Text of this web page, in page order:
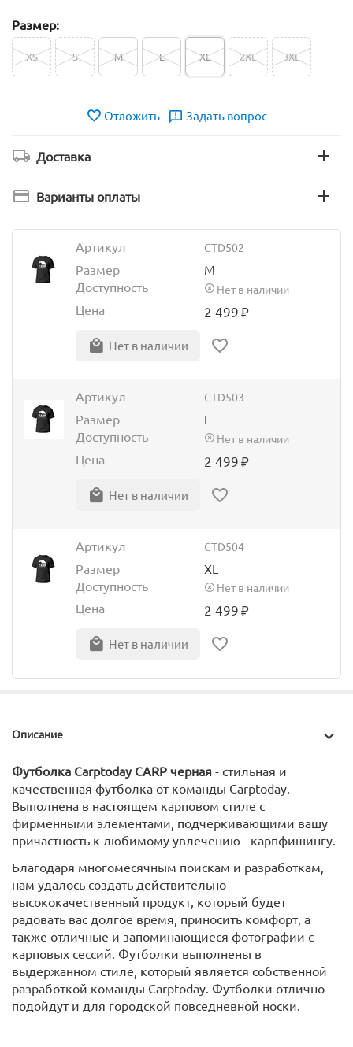
Размер:
XS S M L XL 2XL 3XL
Отложить Задать вопрос
Доставка
Варианты оплаты
Артикул CTD502
Размер
M
Доступность
Нет в наличии
Цена 2 499₽
Нет в наличии
Артикул CTD503
Размер
L
Доступность
Нет в наличии
Цена 2 499₽
Нет в наличии
Артикул CTD504
Размер
XL
Доступность
Нет в наличии
Цена 2 499₽
Нет в наличии
Описание
Футболка Carptoday CARP черная - стильная и
качественная футболка от команды Carptoday.
Выполнена в настоящем карповом стиле с
фирменными элементами, подчеркивающими вашу
причастность к любимому увлечению - карпфишингу.
Благодаря многомесячным поискам и разработкам,
нам удалось создать действительно
высококачественный продукт, который будет
радовать вас долгое время, приносить комфорт, а
также отличные и запоминающиеся фотографии с
карповых сессий. Футболки выполнены в
выдержанном стиле, который является собственной
разработкой команды Carptoday. Футболки отлично
подойдут и для городской повседневной носки.